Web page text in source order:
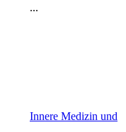
...
Innere Medizin und